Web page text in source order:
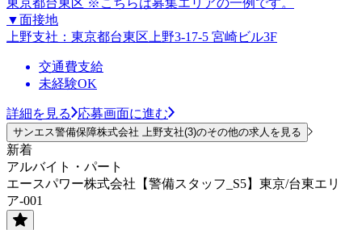
▼面接地
上野支社：東京都台東区上野3-17-5 宮崎ビル3F
交通費支給
未経験OK
詳細を見る 応募画面に進む
サンエス警備保障株式会社 上野支社(3)のその他の求人を見る
新着
アルバイト・パート
エースパワー株式会社【警備スタッフ_S5】東京/台東エリ
ア-001